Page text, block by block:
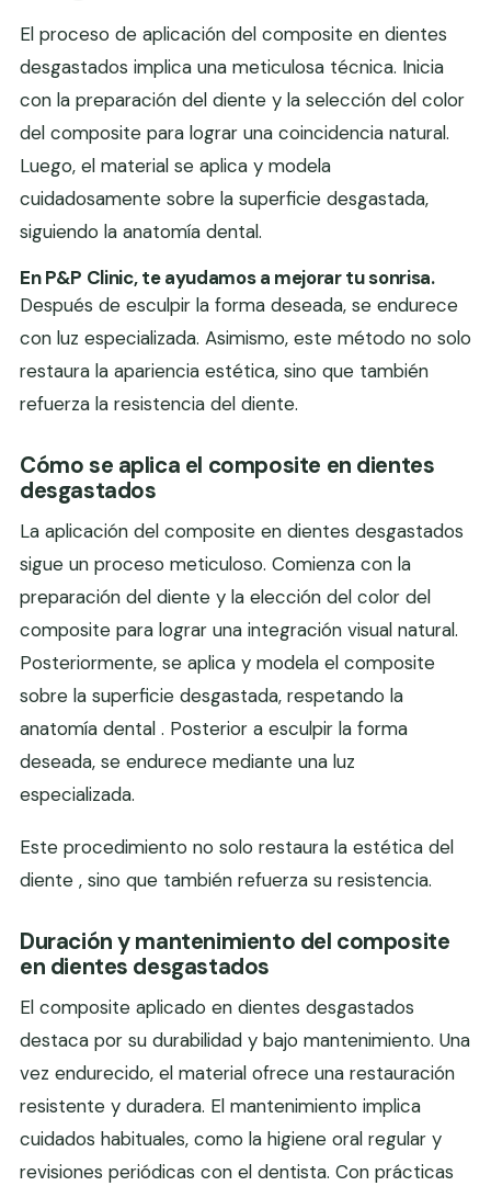
El proceso de aplicación del composite en dientes
desgastados implica una meticulosa técnica. Inicia
con la preparación del diente y la selección del color
del composite para lograr una coincidencia natural.
Luego, el material se aplica y modela
cuidadosamente sobre la superficie desgastada,
siguiendo la anatomía dental.
En P&P Clinic, te ayudamos a mejorar tu sonrisa.
Después de esculpir la forma deseada, se endurece
con luz especializada. Asimismo, este método no solo
restaura la apariencia estética, sino que también
refuerza la resistencia del diente.
Cómo se aplica el composite en dientes
desgastados
La aplicación del composite en dientes desgastados
sigue un proceso meticuloso. Comienza con la
preparación del diente y la elección del color del
composite para lograr una integración visual natural.
Posteriormente, se aplica y modela el composite
sobre la superficie desgastada, respetando la
anatomía dental . Posterior a esculpir la forma
deseada, se endurece mediante una luz
especializada.
Este procedimiento no solo restaura la estética del
diente , sino que también refuerza su resistencia.
Duración y mantenimiento del composite
en dientes desgastados
El composite aplicado en dientes desgastados
destaca por su durabilidad y bajo mantenimiento. Una
vez endurecido, el material ofrece una restauración
resistente y duradera. El mantenimiento implica
cuidados habituales, como la higiene oral regular y
revisiones periódicas con el dentista. Con prácticas